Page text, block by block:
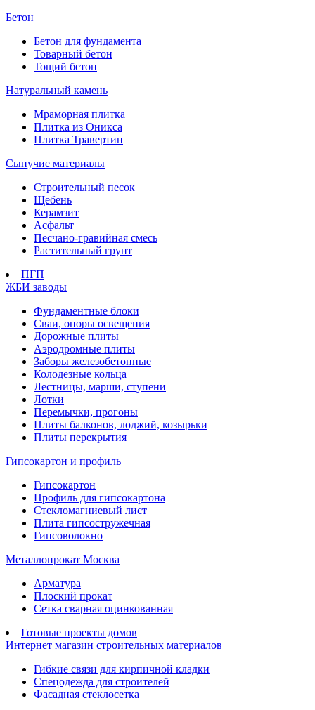
Бетон
Бетон для фундамента
Товарный бетон
Тощий бетон
Натуральный камень
Мраморная плитка
Плитка из Оникса
Плитка Травертин
Сыпучие материалы
Строительный песок
Щебень
Керамзит
Асфальт
Песчано-гравийная смесь
Растительный грунт
ПГП
ЖБИ заводы
Фундаментные блоки
Сваи, опоры освещения
Дорожные плиты
Аэродромные плиты
Заборы железобетонные
Колодезные кольца
Лестницы, марши, ступени
Лотки
Перемычки, прогоны
Плиты балконов, лоджий, козырьки
Плиты перекрытия
Гипсокартон и профиль
Гипсокартон
Профиль для гипсокартона
Стекломагниевый лист
Плита гипсостружечная
Гипсоволокно
Металлопрокат Москва
Арматура
Плоский прокат
Сетка сварная оцинкованная
Готовые проекты домов
Интернет магазин строительных материалов
Гибкие связи для кирпичной кладки
Спецодежда для строителей
Фасадная стеклосетка